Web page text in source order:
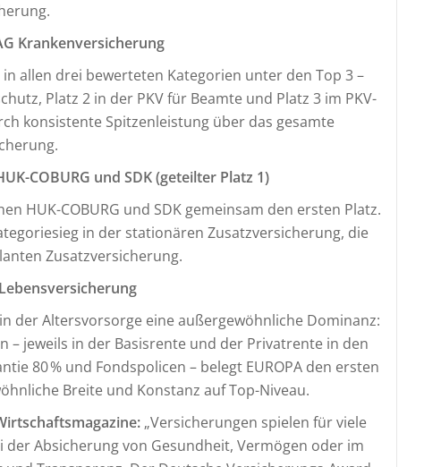
Krankenversicherung
allen drei bewerteten Kategorien unter den Top 3 –
Platz 2 in der PKV für Beamte und Platz 3 im PKV-
konsistente Spitzenleistung über das gesamte
COBURG und SDK (geteilter Platz 1)
HUK-COBURG und SDK gemeinsam den ersten Platz.
in der stationären Zusatzversicherung, die
Zusatzversicherung.
der Altersvorsorge eine außergewöhnliche Dominanz:
– jeweils in der Basisrente und der Privatrente in den
80 % und Fondspolicen – belegt EUROPA den ersten
Breite und Konstanz auf Top-Niveau.
„Versicherungen spielen für viele
der Absicherung von Gesundheit, Vermögen oder im